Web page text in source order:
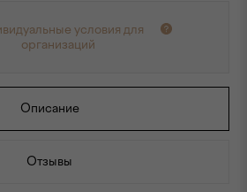
условия для
организаций
Описание
Отзывы